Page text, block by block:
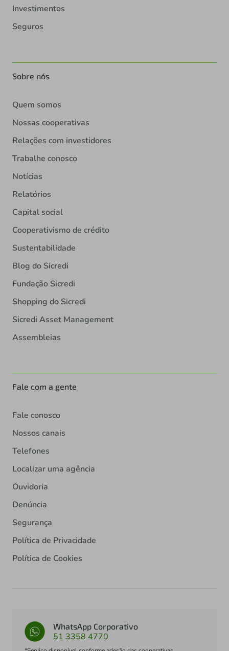
Investimentos
Seguros
Sobre nós
Quem somos
Nossas cooperativas
Relações com investidores
Trabalhe conosco
Notícias
Relatórios
Capital social
Cooperativismo de crédito
Sustentabilidade
Blog do Sicredi
Fundação Sicredi
Shopping do Sicredi
Sicredi Asset Management
Assembleias
Fale com a gente
Fale conosco
Nossos canais
Telefones
Localizar uma agência
Ouvidoria
Denúncia
Segurança
Política de Privacidade
Política de Cookies
WhatsApp Corporativo
51 3358 4770